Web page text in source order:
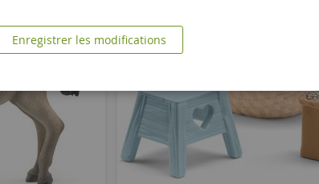
Enregistrer les modifications